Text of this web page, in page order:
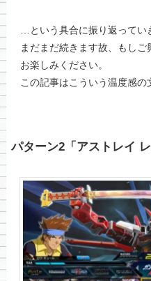
…という具合に振り返ってい
まだまだ続きます故、もし
お楽しみください。
この記事はこういう温度感の
パターン2「アストレイ レ